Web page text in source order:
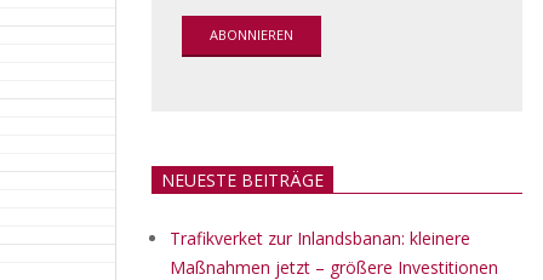
NEUESTE BEITRÄGE
Trafikverket zur Inlandsbanan: kleinere
Maßnahmen jetzt – größere Investitionen